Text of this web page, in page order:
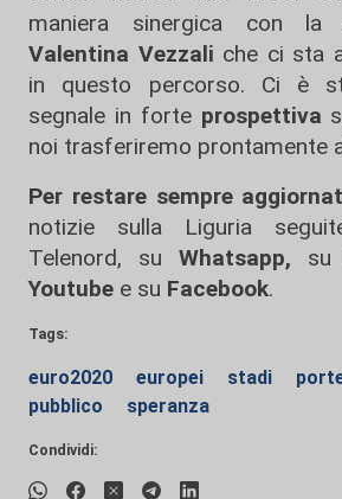
maniera sinergica con la
Valentina Vezzali che ci sta
in questo percorso. Ci è
segnale in forte prospettiva
noi trasferiremo prontamente
Per restare sempre
notizie sulla Liguria
Telenord, su
Whatsapp, su
Youtube e su Facebook.
Tags:
euro2020 europei stadi
pubblico
speranza
Condividi: